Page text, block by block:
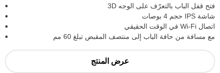
فتح قفل الباب بالتعرّف على الوجه 3D
شاشة IPS حجم 4 بوصات
اتصال Wi-Fi في الوقت الحقيقي
مع مسافة من حافة الباب إلى منتصف المقبض تبلغ 60 مم
عرض المنتج